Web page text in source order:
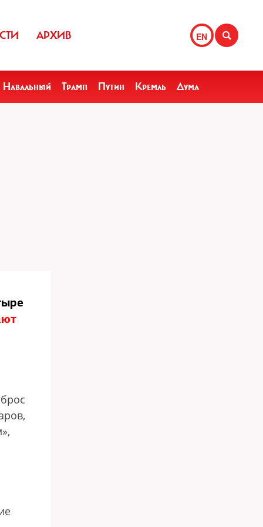
EN
АРХИВ
Навальный Трамп Путин Кремль Дума